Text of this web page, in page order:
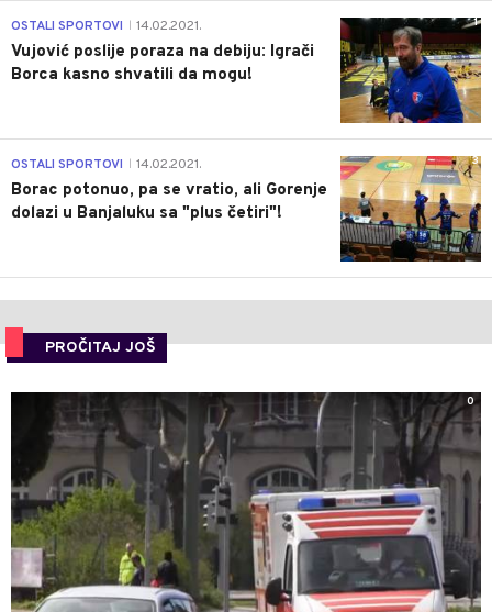
1
OSTALI SPORTOVI 14.02.2021.
Vujović poslije poraza na debiju: Igrači
Borca kasno shvatili da mogu!
3
OSTALI SPORTOVI 14.02.2021.
Borac potonuo, pa se vratio, ali Gorenje
dolazi u Banjaluku sa "plus četiri"!
PROČITAJ JOŠ
0